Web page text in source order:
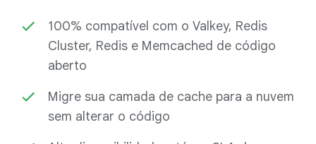
100% compatível com o Valkey, Redis
Cluster, Redis e Memcached de código
aberto
Migre sua camada de cache para a nuvem
sem alterar o código